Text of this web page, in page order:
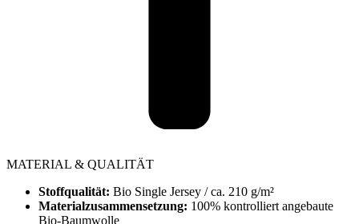
MATERIAL & QUALITÄT
Stoffqualität: Bio Single Jersey / ca. 210 g/m²
Materialzusammensetzung: 100% kontrolliert angebaute
Bio-Baumwolle